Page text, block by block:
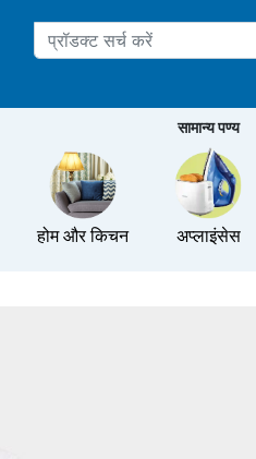
सामान्य पण्य
होम और किचन अप्लाइंसेस